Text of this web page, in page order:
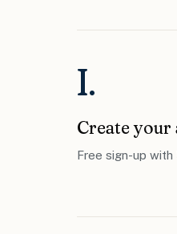
I.
Create your
Free sign-up